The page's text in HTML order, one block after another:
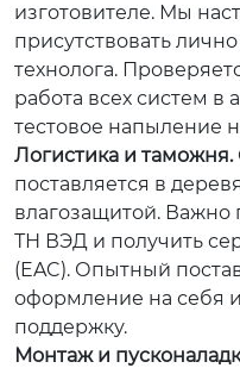
изготовителе. Мы
присутствовать
технолога.
работа всех систем
тестовое напыление
Логистика и таможня.
поставляется в
влагозащитой. Важно
ТН ВЭД и получить
(EAC). Опытный
оформление на себя
поддержку.
Монтаж и